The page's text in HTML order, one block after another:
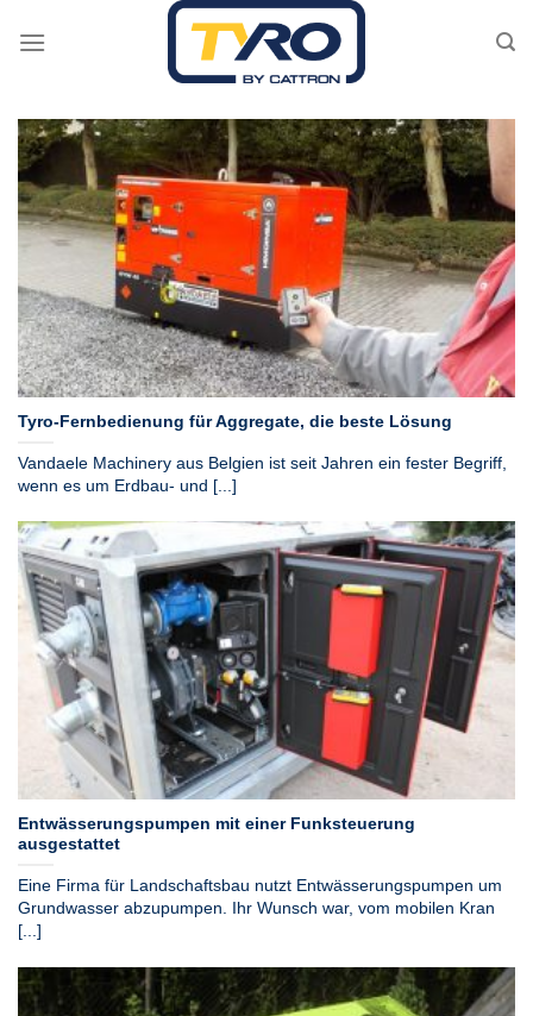
Tyro-Fernbedienung für Aggregate, die beste Lösung
Vandaele Machinery aus Belgien ist seit Jahren ein fester Begriff,
wenn es um Erdbau- und [...]
Entwässerungspumpen mit einer Funksteuerung
ausgestattet
Eine Firma für Landschaftsbau nutzt Entwässerungspumpen um
Grundwasser abzupumpen. Ihr Wunsch war, vom mobilen Kran
[...]